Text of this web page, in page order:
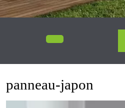
panneau-japon